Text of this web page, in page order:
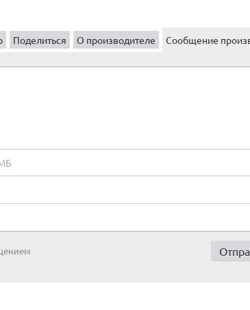
Поделиться О производителе Сообщение